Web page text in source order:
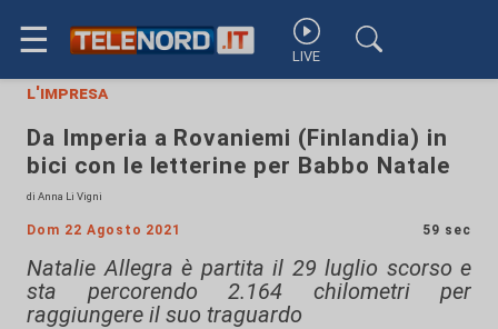
☰ LIVE
l'impresa
Da Imperia a Rovaniemi (Finlandia) in
bici con le letterine per Babbo Natale
di Anna Li Vigni
Dom 22 Agosto 2021 59 sec
Natalie Allegra è partita il 29 luglio scorso e
sta percorendo 2.164 chilometri per
raggiungere il suo traguardo